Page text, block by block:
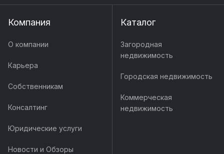
Компания
О компании
Карьера
Собственникам
Консалтинг
Юридические услуги
Новости и Обзоры
Каталог
Загородная
недвижимость
Городская недвижимость
Коммерческая
недвижимость